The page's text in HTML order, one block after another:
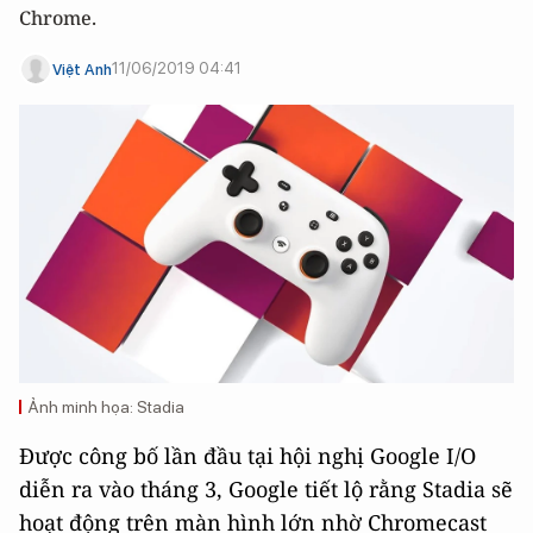
Chrome.
Việt Anh11/06/2019 04:41
Ảnh minh họa: Stadia
Được công bố lần đầu tại hội nghị Google I/O
diễn ra vào tháng 3, Google tiết lộ rằng Stadia sẽ
hoạt động trên màn hình lớn nhờ Chromecast